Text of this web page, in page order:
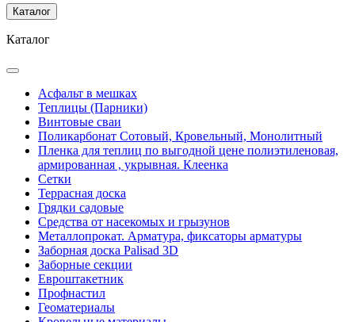
Каталог
Каталог
Асфальт в мешках
Теплицы (Парники)
Винтовые сваи
Поликарбонат Сотовый, Кровельный, Монолитный
Пленка для теплиц по выгодной цене полиэтиленовая,
армированная , укрывная. Клеенка
Сетки
Террасная доска
Грядки садовые
Средства от насекомых и грызунов
Металлопрокат. Арматура, фиксаторы арматуры
Заборная доска Palisad 3D
Заборные секции
Евроштакетник
Профнастил
Геоматериалы